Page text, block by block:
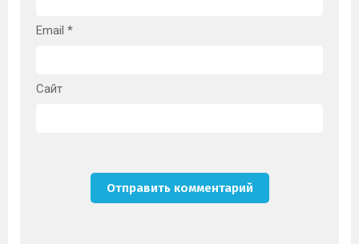
Email *
Сайт